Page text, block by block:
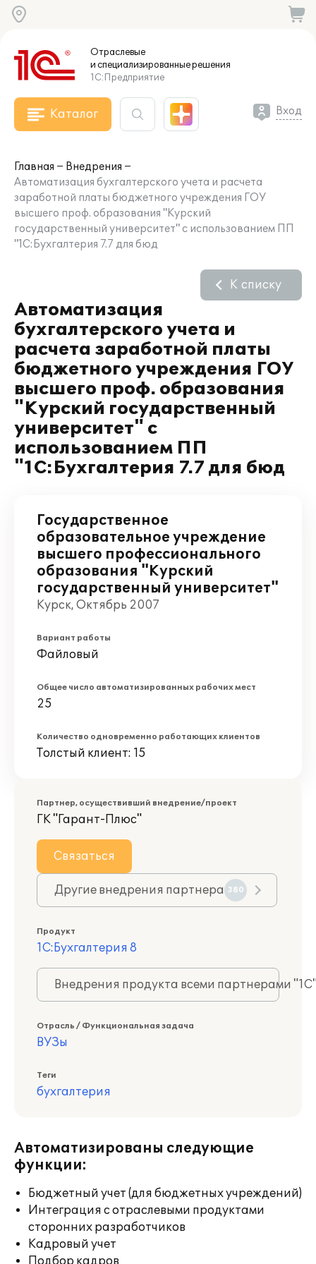
Отраслевые
и специализированныерешения
1С:Предприятие
Каталог Вход
Главная
Внедрения
Автоматизация бухгалтерского учета и расчета
заработной платы бюджетного учреждения ГОУ
высшего проф. образования "Курский
государственный университет" с использованием ПП
"1С:Бухгалтерия 7.7 для бюд
Автоматизация
бухгалтерского учета и
расчета заработной платы
бюджетного учреждения ГОУ
высшего проф. образования
"Курский государственный
университет" с
использованием ПП
"1С:Бухгалтерия 7.7 для бюд
К списку
Государственное
образовательное учреждение
высшего профессионального
образования "Курский
государственный университет"
Курск, Октябрь 2007
Вариант работы
Файловый
Общее число автоматизированных рабочих мест
25
Количество одновременно работающих клиентов
Толстый клиент: 15
Партнер, осуществивший внедрение/проект
ГК "Гарант-Плюс"
Связаться
Другие внедрения партнера 380
Продукт
1С:Бухгалтерия 8
Внедрения продукта всеми партнерами
Отрасль / Функциональная задача
ВУЗы
Теги
бухгалтерия
Автоматизированы следующие
функции:
Бюджетный учет (для бюджетных учреждений)
Интеграция с отраслевыми продуктами
сторонних разработчиков
Кадровый учет
Подбор кадров